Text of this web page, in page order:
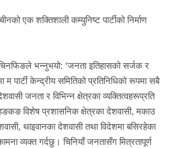
एक शक्तिशाली कम्युनिष्ट पार्टीको निर्माण
भन्नुभयो: ‘जनता इतिहासको सर्जक र
पार्टी केन्द्रीय समितिको प्रतिनिधिको रूपमा सबै
जनता र विभिन्न क्षेत्रका व्यक्तित्वहरूप्रति
विशेष प्रशासनिक क्षेत्रका देशवासी, मकाउ
थाइवानका देशवासी तथा विदेशमा बसिरहेका
व्यक्त गर्दछु। चिनियाँ जनतासँग मित्रतापूर्ण